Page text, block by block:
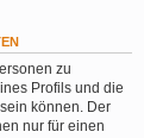
zu
Profils und die
können. Der
nur für einen